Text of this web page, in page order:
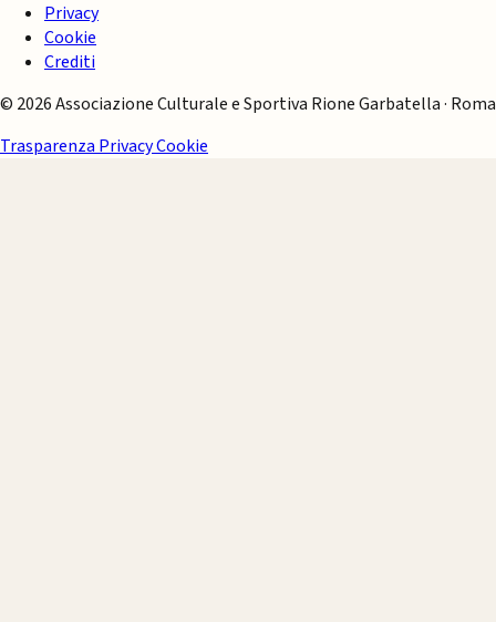
Privacy
Cookie
Crediti
© 2026 Associazione Culturale e Sportiva Rione Garbatella · Roma
Trasparenza PrivacyCookie